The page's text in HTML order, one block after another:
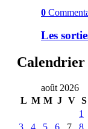
0
Les
Calendrier
août 2026
L M M J V S
1